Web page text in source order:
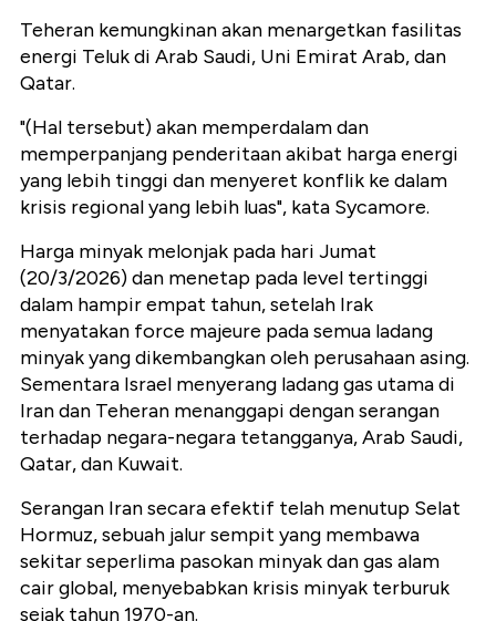
Teheran kemungkinan akan menargetkan fasilitas
energi Teluk di Arab Saudi, Uni Emirat Arab, dan
Qatar.
"(Hal tersebut) akan memperdalam dan
memperpanjang penderitaan akibat harga energi
yang lebih tinggi dan menyeret konflik ke dalam
krisis regional yang lebih luas", kata Sycamore.
Harga minyak melonjak pada hari Jumat
(20/3/2026) dan menetap pada level tertinggi
dalam hampir empat tahun, setelah Irak
menyatakan force majeure pada semua ladang
minyak yang dikembangkan oleh perusahaan asing.
Sementara Israel menyerang ladang gas utama di
Iran dan Teheran menanggapi dengan serangan
terhadap negara-negara tetangganya, Arab Saudi,
Qatar, dan Kuwait.
Serangan Iran secara efektif telah menutup Selat
Hormuz, sebuah jalur sempit yang membawa
sekitar seperlima pasokan minyak dan gas alam
cair global, menyebabkan krisis minyak terburuk
sejak tahun 1970-an.